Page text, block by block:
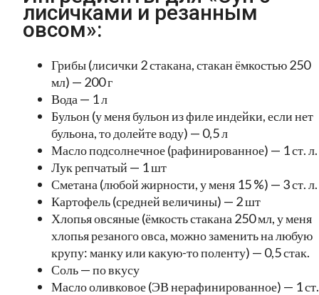
лисичками и резанным
овсом»:
Грибы (лисички 2 стакана, стакан ёмкостью 250
мл) — 200 г
Вода — 1 л
Бульон (у меня бульон из филе индейки, если нет
бульона, то долейте воду) — 0,5 л
Масло подсолнечное (рафинированное) — 1 ст. л.
Лук репчатый — 1 шт
Сметана (любой жирности, у меня 15 %) — 3 ст. л.
Картофель (средней величины) — 2 шт
Хлопья овсяные (ёмкость стакана 250 мл, у меня
хлопья резаного овса, можно заменить на любую
крупу: манку или какую-то поленту) — 0,5 стак.
Соль — по вкусу
Масло оливковое (ЭВ нерафинированное) — 1